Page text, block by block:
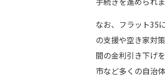
なお、フラット35
の支援や空き家対
間の金利引き下げ
市など多くの自治